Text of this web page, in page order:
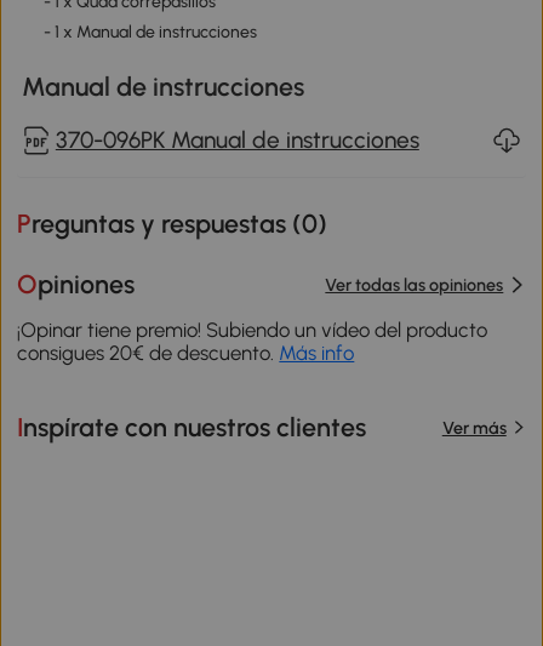
- 1 x Manual de instrucciones
Manual de instrucciones
370-096PK Manual de instrucciones
Preguntas y respuestas (0)
Opiniones Ver todas las opiniones
¡Opinar tiene premio! Subiendo un vídeo del producto
consigues 20€ de descuento. Más info
Inspírate con nuestros clientes Ver más